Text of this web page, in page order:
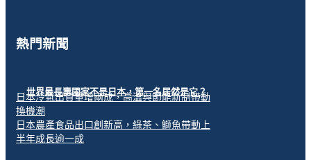
熱門新聞
世界最長壽國家不是日本，第一名居然是它？
日本冷氣出貨量增兩成，高溫與節能新制帶動
換機潮
日本農產食品出口創新高，綠茶、鰤魚帶動上
半年成長逾一成